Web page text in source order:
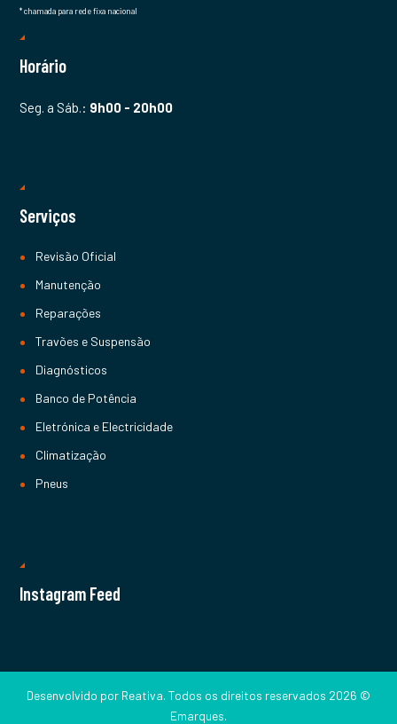
* chamada para rede fixa nacional
Horário
Seg. a Sáb.: 9h00 - 20h00
Serviços
Revisão Oficial
Manutenção
Reparações
Travões e Suspensão
Diagnósticos
Banco de Potência
Eletrónica e Electricidade
Climatização
Pneus
Instagram Feed
Desenvolvido por Reativa. Todos os direitos reservados 2026 ©
Emarques.